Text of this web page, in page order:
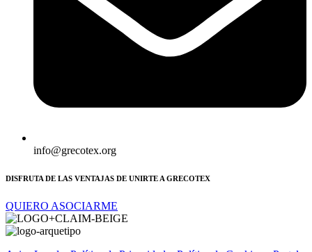
info@grecotex.org
DISFRUTA DE LAS VENTAJAS DE UNIRTE A GRECOTEX
QUIERO ASOCIARME